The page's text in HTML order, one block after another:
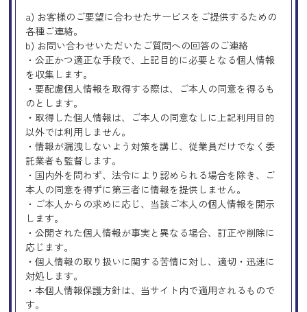
a) お客様のご要望に合わせたサービスをご提供するための
各種ご連絡。
b) お問い合わせいただいたご質問への回答のご連絡
・公正かつ適正な手段で、上記目的に必要となる個人情報
を収集します。
・要配慮個人情報を取得する際は、ご本人の同意を得るも
のとします。
・取得した個人情報は、ご本人の同意なしに上記利用目的
以外では利用しません。
・情報が漏洩しないよう対策を講じ、従業員だけでなく委
託業者も監督します。
・国内外を問わず、法令により認められる場合を除き、ご
本人の同意を得ずに第三者に情報を提供しません。
・ご本人からの求めに応じ、当該ご本人の個人情報を開示
します。
・公開された個人情報が事実と異なる場合、訂正や削除に
応じます。
・個人情報の取り扱いに関する苦情に対し、適切・迅速に
対処します。
・本個人情報保護方針は、当サイト内で適用されるもので
す。